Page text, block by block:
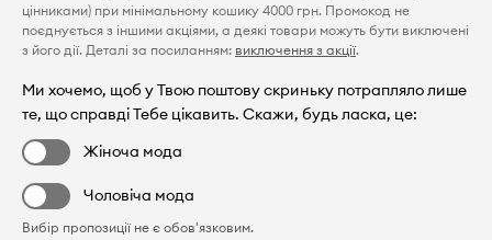
цінниками) при мінімальному кошику 4000 грн. Промокод не
поєднується з іншими акціями, а деякі товари можуть бути виключені
з його дії. Деталі за посиланням: виключення з акції.
Ми хочемо, щоб у Твою поштову скриньку потрапляло лише
те, що справді Тебе цікавить. Скажи, будь ласка, це:
Жіноча мода
Чоловіча мода
Вибір пропозиції не є обов'язковим.